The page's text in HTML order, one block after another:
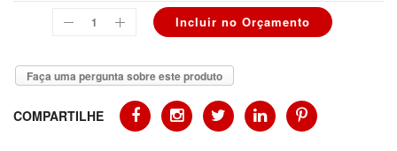
Faça uma pergunta sobre este produto
COMPARTILHE